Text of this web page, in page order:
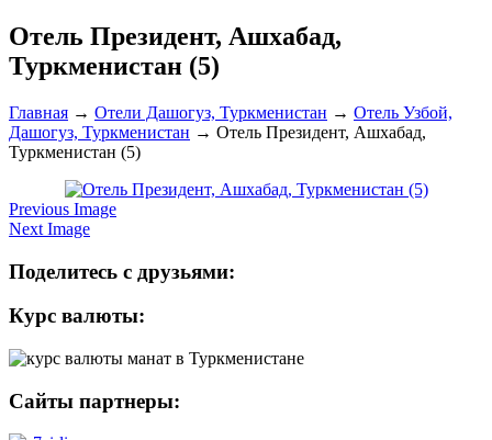
Отель Президент, Ашхабад,
Туркменистан (5)
Главная → Отели Дашогуз, Туркменистан → Отель Узбой,
Дашогуз, Туркменистан → Отель Президент, Ашхабад,
Туркменистан (5)
Previous Image
Next Image
Поделитесь с друзьями:
Курс валюты:
Сайты партнеры: